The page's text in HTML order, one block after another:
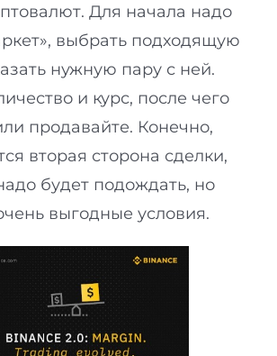
Для начала надо
выбрать подходящую
нужную пару с ней.
и курс, после чего
продавайте. Конечно,
вторая сторона сделки,
будет подождать, но
выгодные условия.